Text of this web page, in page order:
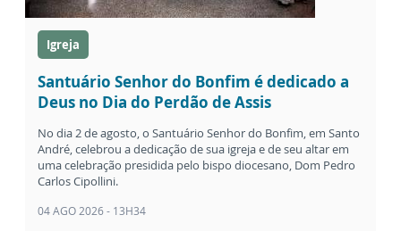
Igreja
Santuário Senhor do Bonfim é dedicado a
Deus no Dia do Perdão de Assis
No dia 2 de agosto, o Santuário Senhor do Bonfim, em Santo
André, celebrou a dedicação de sua igreja e de seu altar em
uma celebração presidida pelo bispo diocesano, Dom Pedro
Carlos Cipollini.
04 AGO 2026 - 13H34